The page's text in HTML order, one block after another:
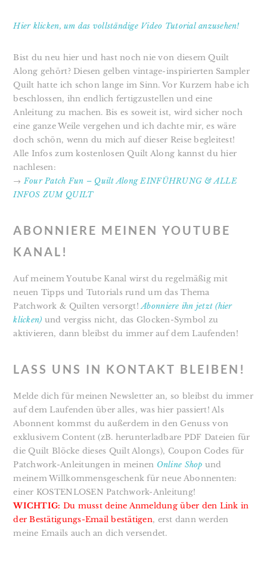
Hier klicken, um das vollständige Video Tutorial anzusehen!
Bist du neu hier und hast noch nie von diesem Quilt
Along gehört? Diesen gelben vintage-inspirierten Sampler
Quilt hatte ich schon lange im Sinn. Vor Kurzem habe ich
beschlossen, ihn endlich fertigzustellen und eine
Anleitung zu machen. Bis es soweit ist, wird sicher noch
eine ganze Weile vergehen und ich dachte mir, es wäre
doch schön, wenn du mich auf dieser Reise begleitest!
Alle Infos zum kostenlosen Quilt Along kannst du hier
nachlesen:
→ Four Patch Fun – Quilt Along EINFÜHRUNG & ALLE
INFOS ZUM QUILT
ABONNIERE MEINEN YOUTUBE
KANAL!
Auf meinem Youtube Kanal wirst du regelmäßig mit
neuen Tipps und Tutorials rund um das Thema
Patchwork & Quilten versorgt! Abonniere ihn jetzt (hier
klicken) und vergiss nicht, das Glocken-Symbol zu
aktivieren, dann bleibst du immer auf dem Laufenden!
LASS UNS IN KONTAKT BLEIBEN!
Melde dich für meinen Newsletter an, so bleibst du immer
auf dem Laufenden über alles, was hier passiert! Als
Abonnent kommst du außerdem in den Genuss von
exklusivem Content (zB. herunterladbare PDF Dateien für
die Quilt Blöcke dieses Quilt Alongs), Coupon Codes für
Patchwork-Anleitungen in meinen Online Shop und
meinem Willkommensgeschenk für neue Abonnenten:
einer KOSTENLOSEN Patchwork-Anleitung!
WICHTIG: Du musst deine Anmeldung über den Link in
der Bestätigungs-Email bestätigen, erst dann werden
meine Emails auch an dich versendet.